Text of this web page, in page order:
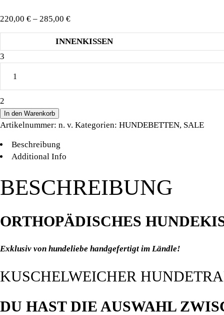
220,00 € – 285,00 €Preisspanne:
220,00 €
bis
INNENKISSEN
SALE
EINZELSTÜCK
.
GRÖßE
L
.
HUNDELIEBE
WOUF
SAND
In den Warenkorb
Artikelnummer: n. v. Kategorien: HUNDEBETTEN, SALE
Beschreibung
Additional Info
BESCHREIBUNG
ORTHOPÄDISCHES
Exklusiv von hundeliebe handgefertigt im Ländle!
KUSCHELWEICHER
DU HAST DIE AUSWAHL